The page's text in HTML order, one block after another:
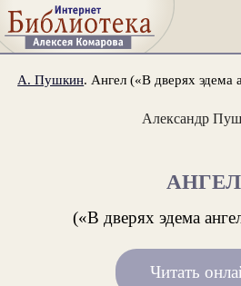
А. Пушкин. Ангел («В дверях эдема
Александр
АНГЕЛ
(«В дверях эдема
Читать